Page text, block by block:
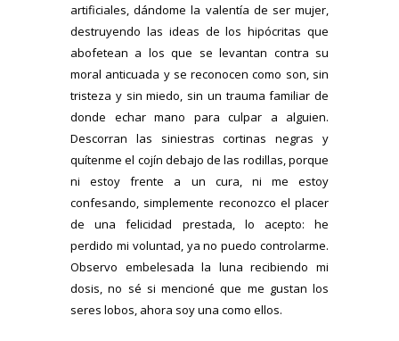
artificiales, dándome la valentía de ser mujer,
destruyendo las ideas de los hipócritas que
abofetean a los que se levantan contra su
moral anticuada y se reconocen como son, sin
tristeza y sin miedo, sin un trauma familiar de
donde echar mano para culpar a alguien.
Descorran las siniestras cortinas negras y
quítenme el cojín debajo de las rodillas, porque
ni estoy frente a un cura, ni me estoy
confesando, simplemente reconozco el placer
de una felicidad prestada, lo acepto: he
perdido mi voluntad, ya no puedo controlarme.
Observo embelesada la luna recibiendo mi
dosis, no sé si mencioné que me gustan los
seres lobos, ahora soy una como ellos.